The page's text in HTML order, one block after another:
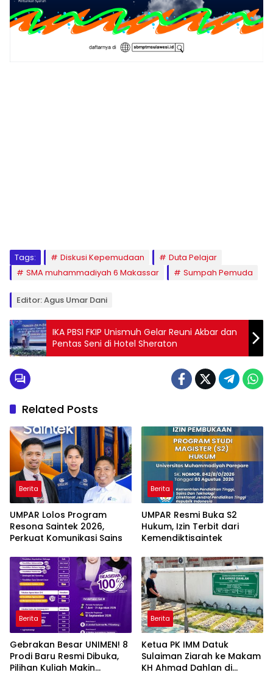
Tags: Diskusi Kepemudaan
Duta Pelajar
SMA muhammadiyah 6 Makassar
Sumpah Pemuda
Editor: Agus Umar Dani
IKA PBSI FKIP Unismuh Gelar Reuni Akbar dan
Pentas Seni di Hotel Sheraton
Related Posts
Berita
UMPAR Lolos Program
Resona Saintek 2026,
Perkuat Komunikasi Sains
Berita
UMPAR Resmi Buka S2
Hukum, Izin Terbit dari
Kemendiktisaintek
Berita
Gebrakan Besar UNIMEN! 8
Prodi Baru Resmi Dibuka,
Pilihan Kuliah Makin
Berita
Ketua PK IMM Datuk
Sulaiman Ziarah ke Makam
KH Ahmad Dahlan di